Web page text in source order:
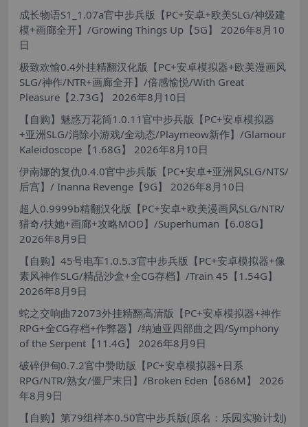
成长物语S1_1.07a官中步兵版【PC+安卓+欧美SLG/神级建
模+画廊全开】/Growing Things Up【5G】
2026年8月10
日
极致欢愉0.4外挂精翻汉化版【PC+安卓模拟器+欧美漫画风
SLG/神作/NTR+画廊全开】/倍感愉悦/With Great
Pleasure【2.73G】
2026年8月10日
【自购】魅惑万花筒1.0.11官中步兵版【PC+安卓模拟器
+亚洲SLG/消除小游戏/全动态/Playmeow新作】/Glamour
Kaleidoscope【1.68G】
2026年8月10日
伊南娜的复仇0.4.0官中步兵版【PC+安卓+亚洲风SLG/NTS/
后宫】/ Inanna Revenge【9G】
2026年8月10日
超人0.9999b精翻汉化版【PC+安卓+欧美漫画风SLG/NTR/
猎奇/扶她+画廊+攻略MOD】/Superhuman【6.08G】
2026年8月9日
【自购】45号电车1.0.5.3官中步兵版【PC+安卓模拟器+像
素风神作SLG/精品沙盒+全CG存档】/Train 45【1.54G】
2026年8月9日
蛇之交响曲72073外挂精翻高清版【PC+安卓模拟器+神作
RPG+全CG存档+作弊器】/纳迪亚四部曲之四/Symphony
of the Serpent【11.4G】
2026年8月9日
破碎伊甸0.7.2官中赞助版【PC+安卓模拟器+日系
RPG/NTR/熟女/僵尸末日】/Broken Eden【686M】
2026
年8月9日
【自购】第79组样本0.50官中步兵版(原名：乐园实验计划)